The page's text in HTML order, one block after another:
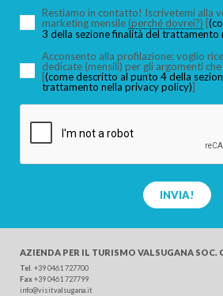
Restiamo in contatto! Iscrivetemi alla
marketing mensile (perché dovrei?) [
3 della sezione finalità del trattamento
Acconsento alla profilazione: voglio
dedicate (mensili) per gli argomenti
[(come descritto al punto 4 della
trattamento nella privacy policy)]
INVIA!
AZIENDA PER IL TURISMO VALSUGANA SOC.
Tel .+39 0461 727700
Fax+39 0461 727799
info@visitvalsugana.it